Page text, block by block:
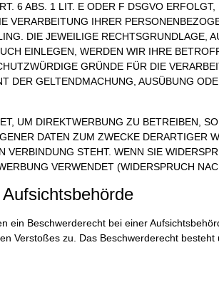
6 ABS. 1 LIT. E ODER F DSGVO
VERARBEITUNG IHRER
DIE JEWEILIGE RECHTSGRUNDLAGE,
EINLEGEN, WERDEN WIR IHRE
GRÜNDE FÜR DIE
DER GELTENDMACHUNG, AUSÜBUNG
UM DIREKTWERBUNG ZU BETREIBEN,
DATEN ZUM ZWECKE DERARTIGER
STEHT. WENN SIE
VERWENDET (WIDERSPRUCH
ein Beschwerderecht bei einer
Verstoßes zu. Das Beschwerderecht